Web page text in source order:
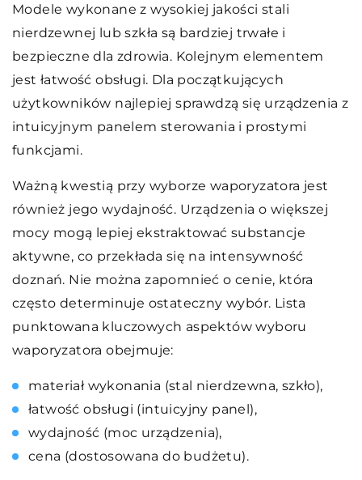
Modele wykonane z wysokiej jakości stali
nierdzewnej lub szkła są bardziej trwałe i
bezpieczne dla zdrowia. Kolejnym elementem
jest łatwość obsługi. Dla początkujących
użytkowników najlepiej sprawdzą się urządzenia z
intuicyjnym panelem sterowania i prostymi
funkcjami.
Ważną kwestią przy wyborze waporyzatora jest
również jego wydajność. Urządzenia o większej
mocy mogą lepiej ekstraktować substancje
aktywne, co przekłada się na intensywność
doznań. Nie można zapomnieć o cenie, która
często determinuje ostateczny wybór. Lista
punktowana kluczowych aspektów wyboru
waporyzatora obejmuje:
materiał wykonania (stal nierdzewna, szkło),
łatwość obsługi (intuicyjny panel),
wydajność (moc urządzenia),
cena (dostosowana do budżetu).